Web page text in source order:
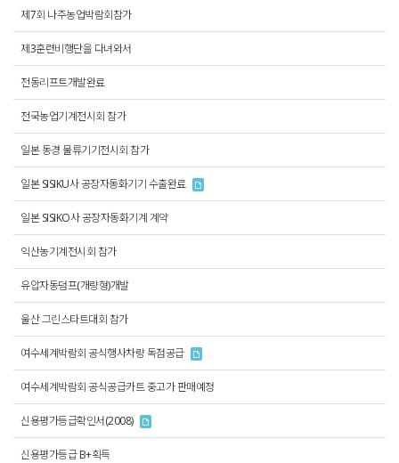
제7회 나주농업박람회참가
제3훈련비행단을 다녀와서
전동리프트개발완료
전국농업기계전시회 참가
일본 동경 물류기기전시회 참가
일본 SISIKU사 공장자동화기기 수출완료
일본 SISIKO사 공장자동화기계 계약
익산농기계전시회 참가
유압자동덤프(개량형)개발
울산 그린스타트대회 참가
여수세계박람회 공식행사차량 독점공급
여수세계박람회 공식공급카트 중고가 판매예정
신용평가등급확인서(2008)
신용평가등급 B+획득